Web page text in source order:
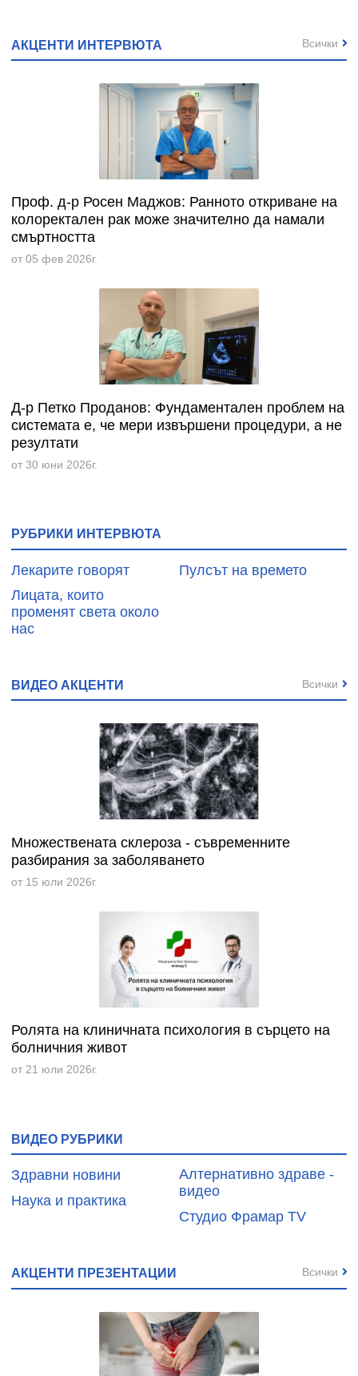
АКЦЕНТИ ИНТЕРВЮТА
Проф. д-р Росен Маджов: Ранното откриване на
колоректален рак може значително да намали
смъртността
от 05 фев 2026г.
Д-р Петко Проданов: Фундаментален проблем на
системата е, че мери извършени процедури, а не
резултати
от 30 юни 2026г.
Всички
РУБРИКИ ИНТЕРВЮТА
Лекарите говорят
Лицата, които
променят света около
нас
Пулсът на времето
ВИДЕО АКЦЕНТИ
Множествената склероза - съвременните
разбирания за заболяването
от 15 юли 2026г.
Ролята на клиничната психология в сърцето на
болничния живот
от 21 юли 2026г.
Всички
ВИДЕО РУБРИКИ
Здравни новини
Наука и практика
Алтернативно здраве -
видео
Студио Фрамар TV
АКЦЕНТИ ПРЕЗЕНТАЦИИ Всички